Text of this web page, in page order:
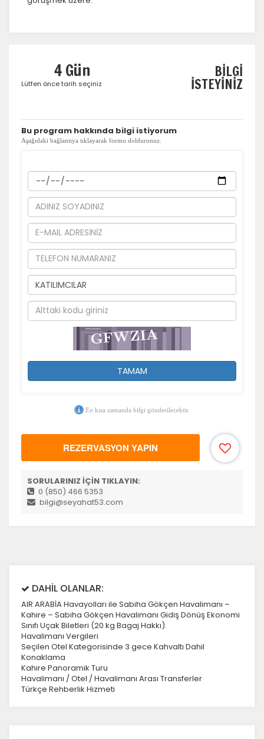
Ziyaretçilerin siteyi nasıl kullandığını anonim olarak
ölçeriz. Hangi sayfaların popüler olduğunu ve
kullanıcıların nerede zorluk yaşadığını anlamamıza
Size ve ilgi alanlarınıza uygun reklamlar göstermek için
kullanılır. Kapatırsanız reklamları görmeye devam
edersiniz, ancak daha az alakalı olabilirler.
4 Gün
Lütfen önce tarih seçiniz
BİLGİ
İSTEYİNİZ
​Bu program hakkında bilgi istiyorum
Aşağıdaki bağlantıya tıklayarak formu doldurunuz.
TAMAM
En kısa zamanda bilgi gönderilecektir.
REZERVASYON YAPIN
SORULARINIZ İÇİN TIKLAYIN:
0 (850) 466 5353
bilgi@seyahat53.com
DAHİL OLANLAR:
AIR ARABİA Havayolları ile Sabiha Gökçen Havalimanı –
Kahire – Sabiha Gökçen Havalimanı Gidiş Dönüş Ekonomi
Sınıfı Uçak Biletleri (20 kg Bagaj Hakkı).
Havalimanı Vergileri
Seçilen Otel Kategorisinde 3 gece Kahvaltı Dahil
Konaklama
Kahire Panoramik Turu
Havalimanı / Otel / Havalimanı Arası Transferler
Türkçe Rehberlik Hizmeti